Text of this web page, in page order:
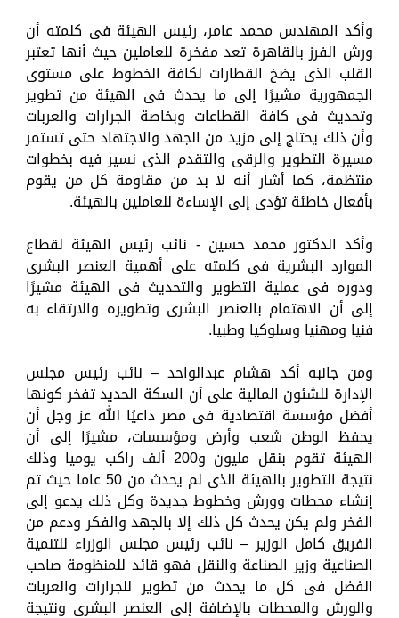
وأكد المهندس محمد عامر، رئيس الهيئة فى كلمته أن
ورش الفرز بالقاهرة تعد مفخرة للعاملين حيث أنها تعتبر
القلب الذى يضخ القطارات لكافة الخطوط على مستوى
الجمهورية مشيرًا إلى ما يحدث فى الهيئة من تطوير
وتحديث فى كافة القطاعات وبخاصة الجرارات والعربات
وأن ذلك يحتاج إلى مزيد من الجهد والاجتهاد حتى تستمر
مسيرة التطوير والرقى والتقدم الذى نسير فيه بخطوات
منتظمة، كما أشار أنه لا بد من مقاومة كل من يقوم
بأفعال خاطئة تؤدى إلى الإساءة للعاملين بالهيئة.
وأكد الدكتور محمد حسين - نائب رئيس الهيئة لقطاع
الموارد البشرية فى كلمته على أهمية العنصر البشرى
ودوره فى عملية التطوير والتحديث فى الهيئة مشيرًا
إلى أن الاهتمام بالعنصر البشرى وتطويره والارتقاء به
فنيا ومهنيا وسلوكيا وطبيا.
ومن جانبه أكد هشام عبدالواحد – نائب رئيس مجلس
الإدارة للشئون المالية على أن السكة الحديد تفخر كونها
أفضل مؤسسة اقتصادية فى مصر داعيًا الله عز وجل أن
يحفظ الوطن شعب وأرض ومؤسسات، مشيرًا إلى أن
الهيئة تقوم بنقل مليون و200 ألف راكب يوميا وذلك
نتيجة التطوير بالهيئة الذى لم يحدث من 50 عاما حيث تم
إنشاء محطات وورش وخطوط جديدة وكل ذلك يدعو إلى
الفخر ولم يكن يحدث كل ذلك إلا بالجهد والفكر ودعم من
الفريق كامل الوزير – نائب رئيس مجلس الوزراء للتنمية
الصناعية وزير الصناعة والنقل فهو قائد للمنظومة صاحب
الفضل فى كل ما يحدث من تطوير للجرارات والعربات
والورش والمحطات بالإضافة إلى العنصر البشرى ونتيجة